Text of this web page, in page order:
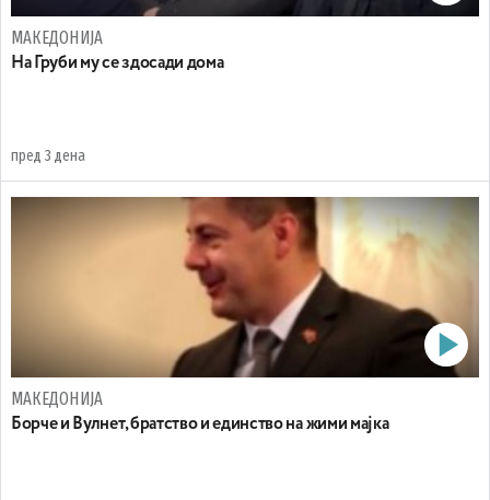
МАКЕДОНИЈА
На Груби му се здосади дома
пред 3 дена
МАКЕДОНИЈА
Борче и Вулнет, братство и единство на жими мајка